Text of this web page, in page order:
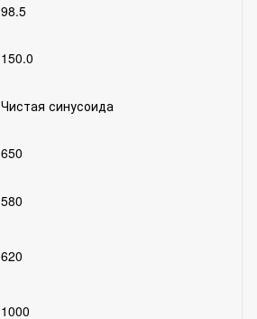
98.5
150.0
Чистая синусоида
650
580
620
1000